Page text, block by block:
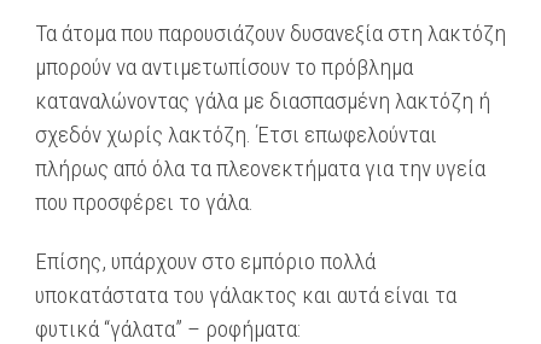
Τα άτομα που παρουσιάζουν δυσανεξία στη λακτόζη
μπορούν να αντιμετωπίσουν το πρόβλημα
καταναλώνοντας γάλα με διασπασμένη λακτόζη ή
σχεδόν χωρίς λακτόζη. Έτσι επωφελούνται
πλήρως από όλα τα πλεονεκτήματα για την υγεία
που προσφέρει το γάλα.
Επίσης, υπάρχουν στο εμπόριο πολλά
υποκατάστατα του γάλακτος και αυτά είναι τα
φυτικά “γάλατα” – ροφήματα: